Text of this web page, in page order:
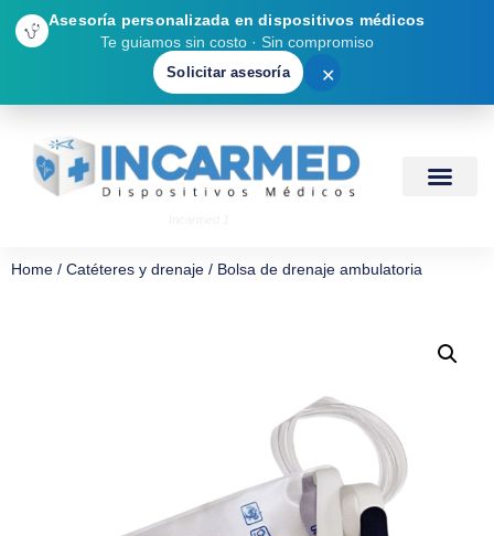
Asesoría personalizada en dispositivos médicos
Te guiamos sin costo · Sin compromiso
Solicitar asesoría ✕
Home / Catéteres y drenaje / Bolsa de drenaje ambulatoria